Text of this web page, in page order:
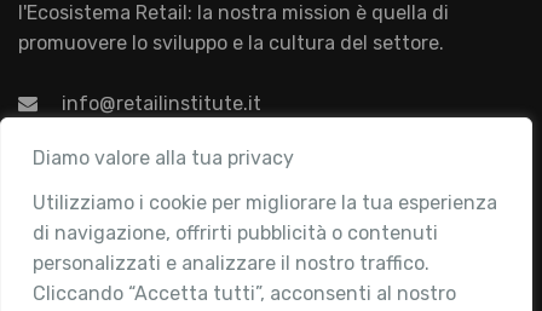
Diamo valore alla tua privacy
Utilizziamo i cookie per migliorare la tua esperienza
di navigazione, offrirti pubblicità o contenuti
personalizzati e analizzare il nostro traffico.
Cliccando “Accetta tutti”, acconsenti al nostro
l'Ecosistema Retail: la nostra mission è quella di
promuovere lo sviluppo e la cultura del settore.
info@retailinstitute.it
Associazione
Chi siamo
Attività
Contatti